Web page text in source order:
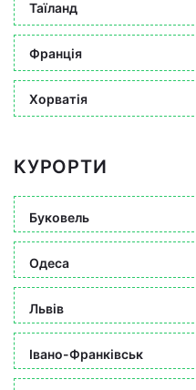
Таїланд
Франція
Хорватія
КУРОРТИ
Буковель
Одеса
Львів
Івано-Франківськ